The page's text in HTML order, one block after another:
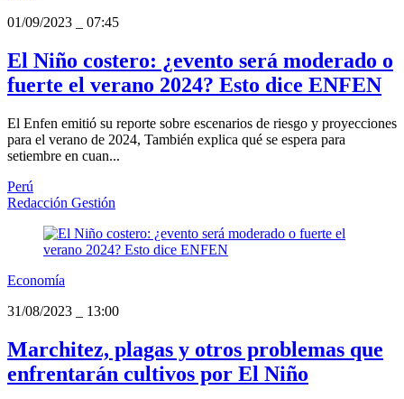
01/09/2023
07:45
El Niño costero: ¿evento será moderado o
fuerte el verano 2024? Esto dice ENFEN
El Enfen emitió su reporte sobre escenarios de riesgo y proyecciones
para el verano de 2024, También explica qué se espera para
setiembre en cuan...
Perú
Redacción Gestión
Economía
31/08/2023
13:00
Marchitez, plagas y otros problemas que
enfrentarán cultivos por El Niño